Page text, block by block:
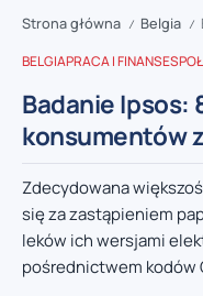
Strona główna / Belgia /
BELGIAPRACA I FINANSE
Badanie Ipsos:
konsumentów
Zdecydowana
się za zastąpieniem
leków ich wersjami
pośrednictwem kodów